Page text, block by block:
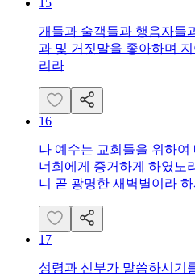
15
개들과 술객들과 행음자들
과 및 거짓말을 좋아하며
리라
16
나 예수는 교회들을 위하
너희에게 증거하게 하였노
니 곧 광명한 새벽별이라
17
성령과 신부가 말씀하시기